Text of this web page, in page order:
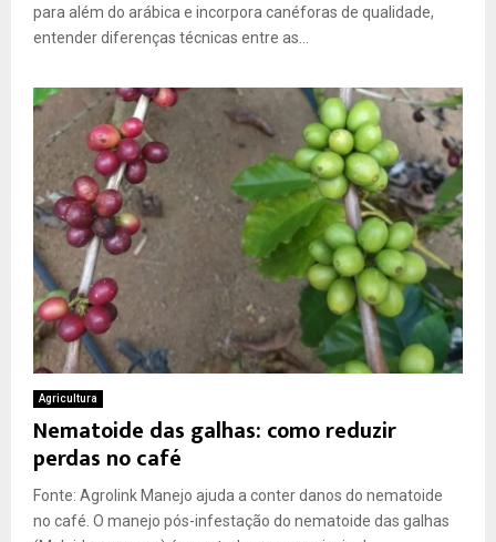
para além do arábica e incorpora canéforas de qualidade,
entender diferenças técnicas entre as...
Agricultura
Nematoide das galhas: como reduzir
perdas no café
Fonte: Agrolink Manejo ajuda a conter danos do nematoide
no café. O manejo pós-infestação do nematoide das galhas